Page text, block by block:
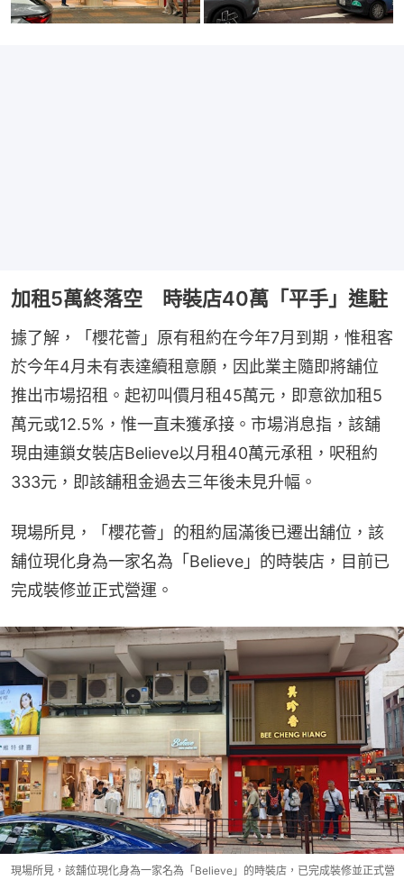
加租5萬終落空 時裝店40萬「平手」進駐
據了解，「櫻花薈」原有租約在今年7月到期，惟租客
於今年4月未有表達續租意願，因此業主隨即將舖位
推出市場招租。起初叫價月租45萬元，即意欲加租5
萬元或12.5%，惟一直未獲承接。市場消息指，該舖
現由連鎖女裝店Believe以月租40萬元承租，呎租約
333元，即該舖租金過去三年後未見升幅。
現場所見，「櫻花薈」的租約屆滿後已遷出舖位，該
舖位現化身為一家名為「Believe」的時裝店，目前已
完成裝修並正式營運。
現場所見，該舖位現化身為一家名為「Believe」的時裝店，已完成裝修並正式營